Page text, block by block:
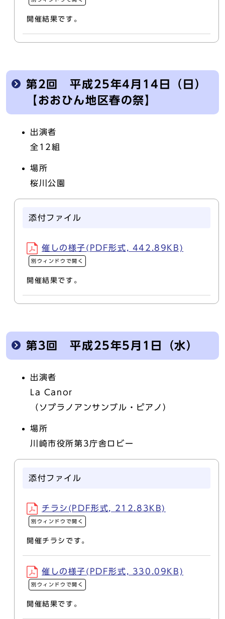
開催結果です。
第2回 平成25年4月14日（日）
【おおひん地区春の祭】
出演者
全12組
場所
桜川公園
添付ファイル
催しの様子(PDF形式, 442.89KB)
別ウィンドウで開く
開催結果です。
第3回 平成25年5月1日（水）
出演者
La Canor
（ソプラノアンサンブル・ピアノ）
場所
川崎市役所第3庁舎ロビー
添付ファイル
チラシ(PDF形式, 212.83KB)
別ウィンドウで開く
開催チラシです。
催しの様子(PDF形式, 330.09KB)
別ウィンドウで開く
開催結果です。